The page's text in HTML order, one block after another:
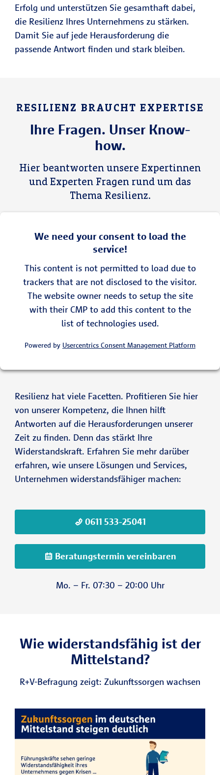
Erfolg und unterstützen Sie gesamthaft dabei,
die Resilienz Ihres Unternehmens zu stärken.
Damit Sie auf jede Herausforderung die
passende Antwort finden und stark bleiben.
RESILIENZ BRAUCHT EXPERTISE
Ihre Fragen. Unser Know-
how.
Hier beantworten unsere Expertinnen
und Experten Fragen rund um das
Thema Resilienz.
We need your consent to load the
service!
This content is not permitted to load due to
trackers that are not disclosed to the visitor.
The website owner needs to setup the site
with their CMP to add this content to the
list of technologies used.
Powered by Usercentrics Consent Management Platform
Resilienz hat viele Facetten. Profitieren Sie hier
von unserer Kompetenz, die Ihnen hilft
Antworten auf die Herausforderungen unserer
Zeit zu finden. Denn das stärkt Ihre
Widerstandskraft. Erfahren Sie mehr darüber
erfahren, wie unsere Lösungen und Services,
Unternehmen widerstandsfähiger machen:
0611 533-25041
Beratungstermin vereinbaren
Mo. – Fr. 07:30 – 20:00 Uhr
Wie widerstandsfähig ist der
Mittelstand?
R+V-Befragung zeigt: Zukunftssorgen wachsen